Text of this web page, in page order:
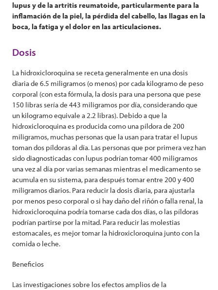
lupus y de la artritis reumatoide, particularmente para la
inflamación de la piel, la pérdida del cabello, las llagas en la
boca, la fatiga y el dolor en las articulaciones.
Dosis
La hidroxicloroquina se receta generalmente en una dosis
diaria de 6.5 miligramos (o menos) por cada kilogramo de peso
corporal (con esta fórmula, la dosis para una persona que pese
150 libras sería de 443 miligramos por día, considerando que
un kilogramo equivale a 2.2 libras). Debido a que la
hidroxicloroquina es producida como una píldora de 200
miligramos, muchas personas que la usan para tratar el lupus
toman dos píldoras al día. Las personas que por primera vez han
sido diagnosticadas con lupus podrían tomar 400 miligramos
una vez al día por varias semanas mientras el medicamento se
acumula en su sistema, para después tomar entre 200 y 400
miligramos diarios. Para reducir la dosis diaria, para ajustarla
por menos peso corporal o si hay daño del riñón o falla renal, la
hidroxicloroquina podría tomarse cada dos días, o las píldoras
podrían partirse por la mitad. Para reducir las molestias
estomacales, es mejor tomar la hidroxicloroquina junto con la
comida o leche.
Beneficios
Las investigaciones sobre los efectos amplios de la